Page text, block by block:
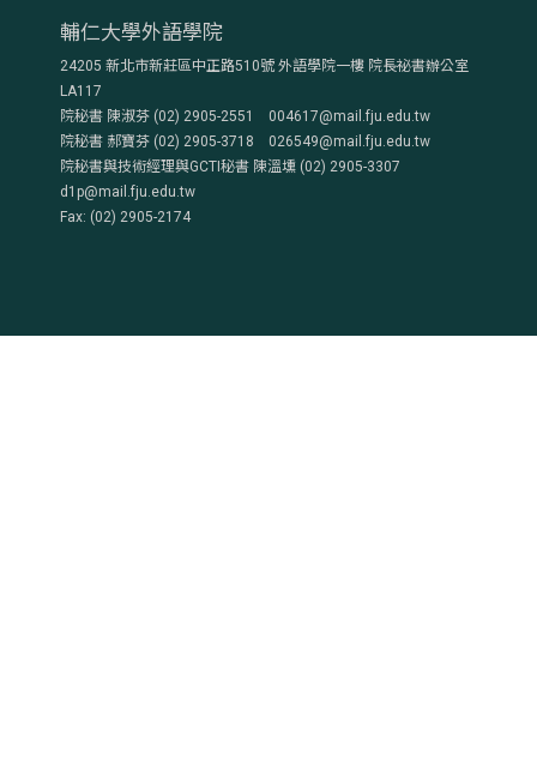
輔仁大學外語學院
24205 新北市新莊區中正路510號 外語學院一樓 院長祕書辦公室
LA117
院秘書 陳淑芬 (02) 2905-2551 004617@mail.fju.edu.tw
院秘書 郝寶芬 (02) 2905-3718 026549@mail.fju.edu.tw
院秘書與技術經理與GCTI秘書 陳溫壎 (02) 2905-3307
d1p@mail.fju.edu.tw
Fax: (02) 2905-2174